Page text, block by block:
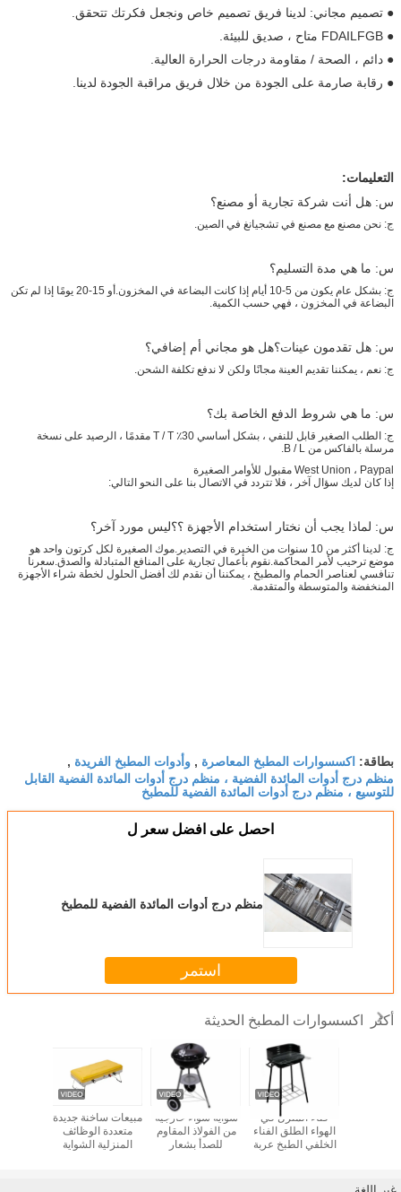
● تصميم مجاني: لدينا فريق تصميم خاص ونجعل فكرتك تتحقق.
● FDAILFGB متاح ، صديق للبيئة.
● دائم ، الصحة / مقاومة درجات الحرارة العالية.
● رقابة صارمة على الجودة من خلال فريق مراقبة الجودة لدينا.
التعليمات:
س: هل أنت شركة تجارية أو مصنع؟
ج: نحن مصنع مع مصنع في تشجيانغ في الصين.
س: ما هي مدة التسليم؟
ج: بشكل عام يكون من 5-10 أيام إذا كانت البضاعة في المخزون.أو 15-20 يومًا إذا لم تكن
البضاعة في المخزون ، فهي حسب الكمية.
س: هل تقدمون عينات؟هل هو مجاني أم إضافي؟
ج: نعم ، يمكننا تقديم العينة مجانًا ولكن لا ندفع تكلفة الشحن.
س: ما هي شروط الدفع الخاصة بك؟
ج: الطلب الصغير قابل للنفي ، بشكل أساسي 30٪ T / T مقدمًا ، الرصيد على نسخة
مرسلة بالفاكس من B / L.
West Union ، Paypal مقبول للأوامر الصغيرة
إذا كان لديك سؤال آخر ، فلا تتردد في الاتصال بنا على النحو التالي:
س: لماذا يجب أن نختار استخدام الأجهزة ؟؟ليس مورد آخر؟
ج: لدينا أكثر من 10 سنوات من الخبرة في التصدير.موك الصغيرة لكل كرتون واحد هو
موضع ترحيب لأمر المحاكمة.نقوم بأعمال تجارية على المنافع المتبادلة والصدق.سعرنا
تنافسي لعناصر الحمام والمطبخ ، يمكننا أن نقدم لك أفضل الحلول لخطة شراء الأجهزة
المنخفضة والمتوسطة والمتقدمة.
بطاقة: اكسسوارات المطبخ المعاصرة , وأدوات المطبخ الفريدة ,
منظم درج أدوات المائدة الفضية ، منظم درج أدوات المائدة الفضية القابل
للتوسيع ، منظم درج أدوات المائدة الفضية للمطبخ
احصل على افضل سعر ل
منظم درج أدوات المائدة الفضية للمطبخ
استمر
أكثر اكسسوارات المطبخ الحديثة
مبيعات ساخنة جديدة
متعددة الوظائف
المنزلية الشواية
شواية شواء خارجية
من الفولاذ المقاوم
للصدأ بشعار
فناء المنزل في
الهواء الطلق الفناء
الخلفي الطبخ عربة